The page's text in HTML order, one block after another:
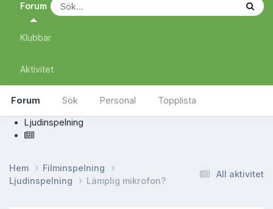
Forum
Forum Sök Personal Topplista
Klubbar
Aktivitet
Ljudinspelning
All aktivitet
Hem
Filminspelning
Ljudinspelning
Lämplig mikrofon?